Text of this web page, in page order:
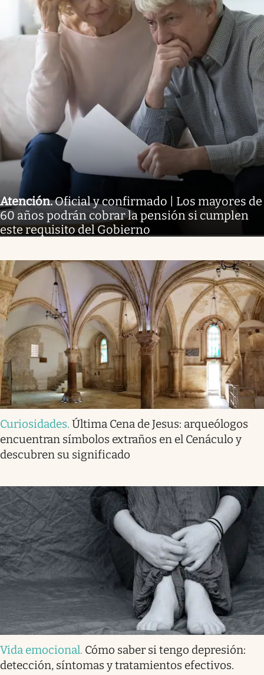
Atención.Oficial y confirmado | Los mayores de
60 años podrán cobrar la pensión si cumplen
este requisito del Gobierno
Curiosidades. Última Cena de Jesus: arqueólogos
encuentran símbolos extraños en el Cenáculo y
descubren su significado
Vida emocional. Cómo saber si tengo depresión:
detección, síntomas y tratamientos efectivos.